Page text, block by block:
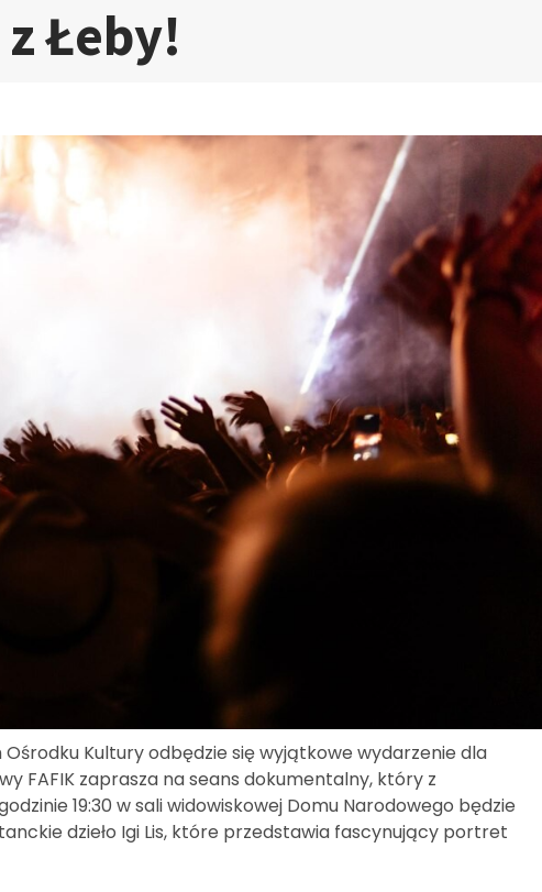
Łeby!
Kultury odbędzie się wyjątkowe wydarzenie dla
FAFIK zaprasza na seans dokumentalny, który z
19:30 w sali widowiskowej Domu Narodowego będzie
dzieło Igi Lis, które przedstawia fascynujący portret